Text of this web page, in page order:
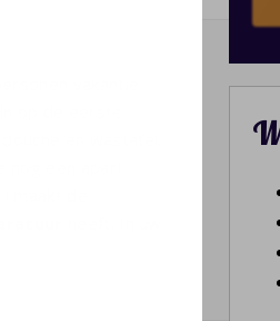
vakantie
een apart